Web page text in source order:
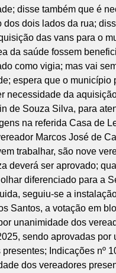
disse também que é
dois lados da rua;
das vans para o
da saúde fossem
como vigia; mas vai
espera que o
necessidade da
de Souza Silva, para
na referida Casa de
Marcos José de
trabalhar, são nove
deverá ser aprovado;
diferenciado para a
seguiu-se a
Santos, a votação em
unanimidade dos
sendo aprovadas
Indicações
dos vereadores